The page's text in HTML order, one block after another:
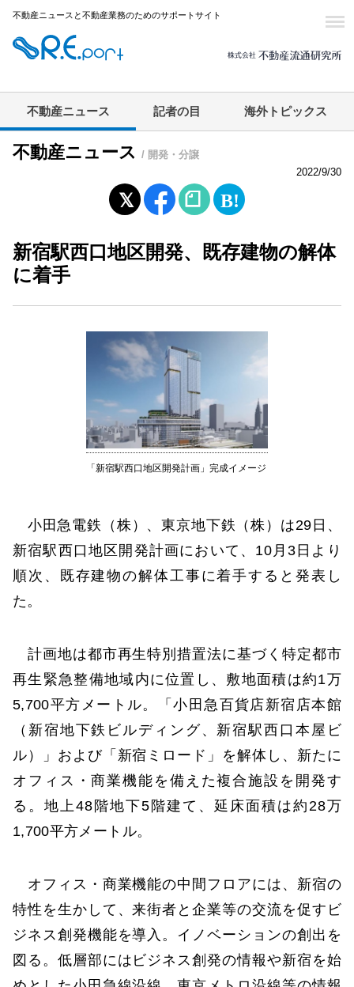
不動産ニュースと不動産業務のためのサポートサイト
不動産ニュース 記者の目 海外トピックス
不動産ニュース / 開発・分譲
2022/9/30
新宿駅西口地区開発、既存建物の解体
に着手
「新宿駅西口地区開発計画」完成イメージ
小田急電鉄（株）、東京地下鉄（株）は29日、
新宿駅西口地区開発計画において、10月3日より
順次、既存建物の解体工事に着手すると発表し
た。
計画地は都市再生特別措置法に基づく特定都市
再生緊急整備地域内に位置し、敷地面積は約1万
5,700平方メートル。「小田急百貨店新宿店本館
（新宿地下鉄ビルディング、新宿駅西口本屋ビ
ル）」および「新宿ミロード」を解体し、新たに
オフィス・商業機能を備えた複合施設を開発す
る。地上48階地下5階建て、延床面積は約28万
1,700平方メートル。
オフィス・商業機能の中間フロアには、新宿の
特性を生かして、来街者と企業等の交流を促すビ
ジネス創発機能を導入。イノベーションの創出を
図る。低層部にはビジネス創発の情報や新宿を始